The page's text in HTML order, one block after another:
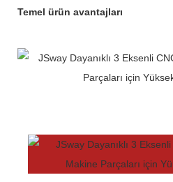
Temel ürün avantajları